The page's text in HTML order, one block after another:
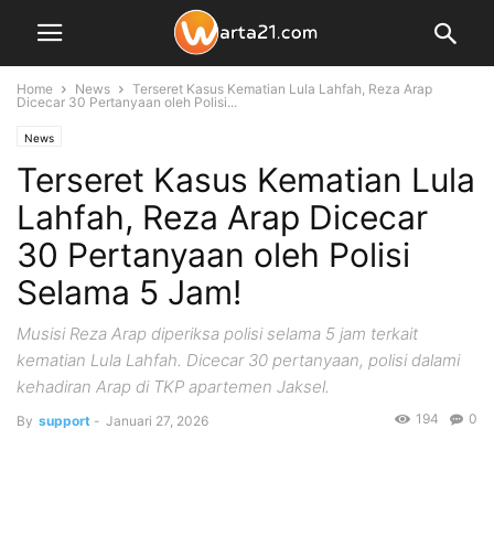
Home News
Terseret Kasus Kematian Lula Lahfah, Reza Arap
Dicecar 30 Pertanyaan oleh Polisi...
News
Terseret Kasus Kematian Lula
Lahfah, Reza Arap Dicecar
30 Pertanyaan oleh Polisi
Selama 5 Jam!
Musisi Reza Arap diperiksa polisi selama 5 jam terkait
kematian Lula Lahfah. Dicecar 30 pertanyaan, polisi dalami
kehadiran Arap di TKP apartemen Jaksel.
By support - Januari 27, 2026 0
194